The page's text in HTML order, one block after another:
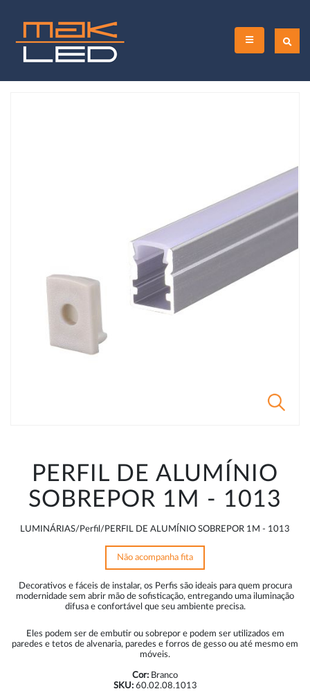
PERFIL DE ALUMÍNIO
SOBREPOR 1M - 1013
LUMINÁRIAS/Perfil/PERFIL DE ALUMÍNIO SOBREPOR 1M - 1013
Não acompanha fita
Decorativos e fáceis de instalar, os Perfis são ideais para quem procura
modernidade sem abrir mão de sofisticação, entregando uma iluminação
difusa e confortável que seu ambiente precisa.
Eles podem ser de embutir ou sobrepor e podem ser utilizados em
paredes e tetos de alvenaria, paredes e forros de gesso ou até mesmo em
móveis.
Cor: Branco
SKU:60.02.08.1013